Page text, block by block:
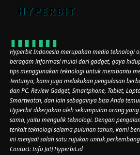
Hyperbit Indonesia merupakan media teknologi
beragam informasi mulai dari gadget, gaya
tips menggunakan teknologi untuk membantu
Tentunya, kami juga melakukan pengulasan
dan PC. Review Gadget, Smartphone, Tablet,
Smartwatch, dan lain sebagainya bisa Anda
Hyperbit dikerjakan oleh sekumpulan orang
sama, yaitu mengulik teknologi. Dengan
terkait teknologi selama puluhan tahun, kami
ini menjadi salah satu rujukan untuk
Contact: Info [at] Hyperbit.id